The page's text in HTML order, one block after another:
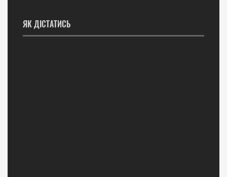
ЯК ДІСТАТИСЬ